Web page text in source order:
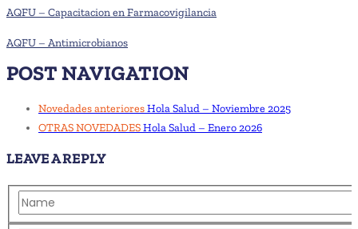
AQFU – Capacitacion en Farmacovigilancia
AQFU – Antimicrobianos
POST NAVIGATION
Novedades anterioresHola Salud – Noviembre 2025
OTRAS NOVEDADESHola Salud – Enero 2026
LEAVE A REPLY